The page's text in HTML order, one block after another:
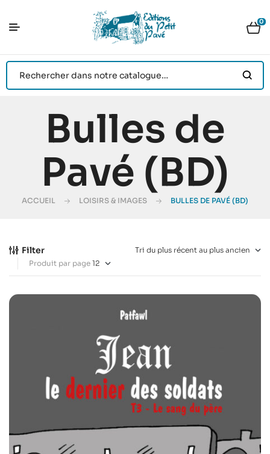
0
Bulles de
Pavé (BD)
ACCUEIL LOISIRS & IMAGES BULLES DE PAVÉ (BD)
Filter
Produit par page